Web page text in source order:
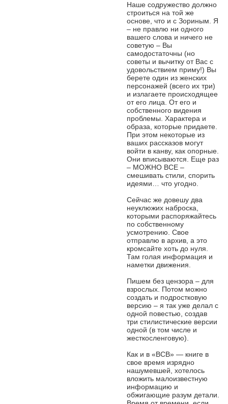
Наше содружество должно
строиться на той же
основе, что и с Зориным. Я
– не правлю ни одного
вашего слова и ничего не
советую – Вы
самодостаточны (но
советы и вычитку от Вас с
удовольствием приму!) Вы
берете один из женских
персонажей (всего их три)
и излагаете происходящее
от его лица. От его и
собственного видения
проблемы. Характера и
образа, которые придаете.
При этом некоторые из
ваших рассказов могут
войти в канву, как опорные.
Они вписываются. Еще раз
– МОЖНО ВСЕ –
смешивать стили, спорить
идеями… что угодно.
Сейчас же довешу два
неуклюжих наброска,
которыми распоряжайтесь
по собственному
усмотрению. Свое
отправлю в архив, а это
кромсайте хоть до нуля.
Там голая информация и
наметки движения.
Пишем без цензора – для
взрослых. Потом можно
создать и подростковую
версию – я так уже делал с
одной повестью, создав
три стилистические версии
одной (в том числе и
жесткосленговую).
Как и в «ВСВ» — книге в
свое время изрядно
нашумевшей, хотелось
вложить малоизвестную
информацию и
обжигающие разум детали.